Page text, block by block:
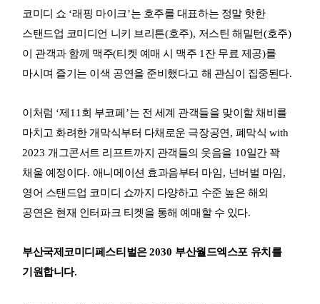
코미디 쇼 ‘래핑 마이크’는 호주를 대표하는 정말 핫한
스탠드업 코미디언 니키 브리튼(호주), 저스틴 해밀턴(호주)
이 관객과 함께 맥주(티켓 예매 시 맥주 1 잔 무료 제공)를
마시며 즐기는 이색 공연을 준비했다고 해 관심이 집중된다.
이처럼 ‘제 11 회 부코페 ’는 전 세계 관객들을 맞이할 채비를
마치고 화려한 개막식부터 다채로운 극장공연 , 폐막식 with
2023 개그콘서트 리프트까지 관객들의 웃음을 10일간 꽉
채울 예정이다. 애니메이션 효과음부터 마임, 넌버벌 마임,
영어 스탠드업 코미디 쇼까지 다양하고 수준 높은 해외
공연은 현재 인터파크 티켓을 통해 예매할 수 있다.
부산국제코미디페스티벌은2030 부산월드엑스포 유치를
기원합니다.